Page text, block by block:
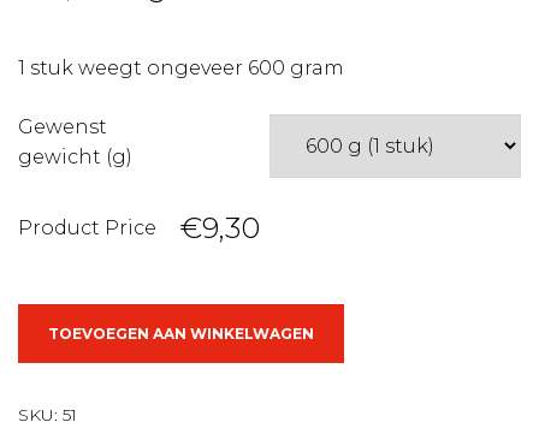
1 stuk weegt ongeveer 600 gram
Gewenst
gewicht (g)
Product Price €9,30
TOEVOEGEN AAN WINKELWAGEN
SKU: 51